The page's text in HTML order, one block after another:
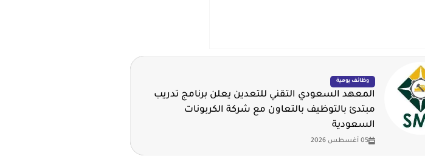
وظائف يومية
المعهد السعودي التقني للتعدين يعلن برنامج تدريب
مبتدئ بالتوظيف بالتعاون مع شركة الكربونات
السعودية
05 أغسطس 2026